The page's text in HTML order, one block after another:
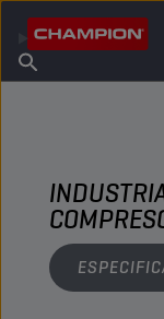
Acerca de champion
Encuentra un punto